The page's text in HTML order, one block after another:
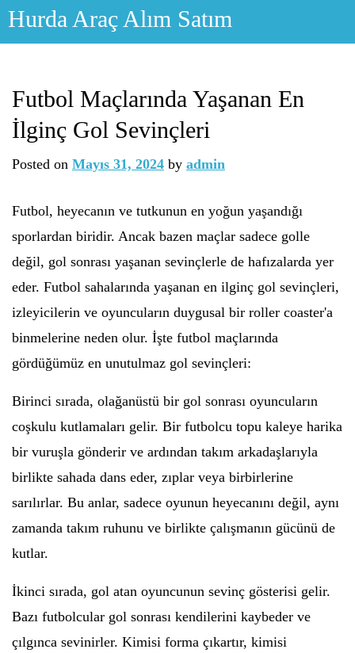
Skip
Hurda Araç Alım Satım
Futbol Maçlarında Yaşanan En
İlginç Gol Sevinçleri
Posted on Mayıs 31, 2024 by admin
Futbol, heyecanın ve tutkunun en yoğun yaşandığı
sporlardan biridir. Ancak bazen maçlar sadece golle
değil, gol sonrası yaşanan sevinçlerle de hafızalarda yer
eder. Futbol sahalarında yaşanan en ilginç gol sevinçleri,
izleyicilerin ve oyuncuların duygusal bir roller coaster'a
binmelerine neden olur. İşte futbol maçlarında
gördüğümüz en unutulmaz gol sevinçleri:
Birinci sırada, olağanüstü bir gol sonrası oyuncuların
coşkulu kutlamaları gelir. Bir futbolcu topu kaleye harika
bir vuruşla gönderir ve ardından takım arkadaşlarıyla
birlikte sahada dans eder, zıplar veya birbirlerine
sarılırlar. Bu anlar, sadece oyunun heyecanını değil, aynı
zamanda takım ruhunu ve birlikte çalışmanın gücünü de
kutlar.
İkinci sırada, gol atan oyuncunun sevinç gösterisi gelir.
Bazı futbolcular gol sonrası kendilerini kaybeder ve
çılgınca sevinirler. Kimisi forma çıkartır, kimisi